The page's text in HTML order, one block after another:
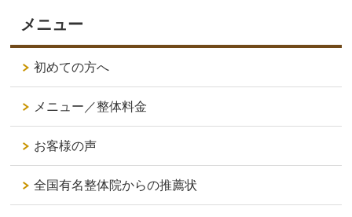
メニュー
初めての方へ
メニュー／整体料金
お客様の声
全国有名整体院からの推薦状